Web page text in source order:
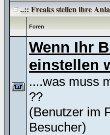
..:: Freaks stellen ihre
Foren
Wenn Ihr
einstellen
....was muss
??
(Benutzer im
Besucher)